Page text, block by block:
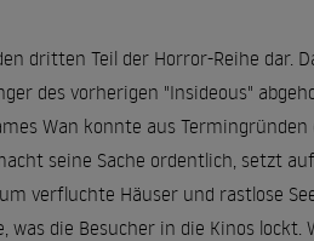
dritten Teil der Horror-Reihe dar.
des vorherigen "Insideous"
Wan konnte aus
seine Sache ordentlich, setzt
verfluchte Häuser und rastlose
die Besucher in die Kinos